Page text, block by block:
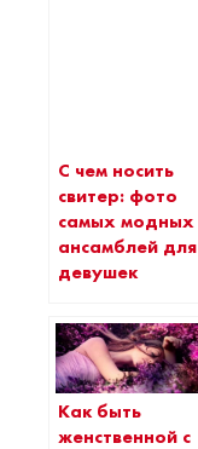
С чем носить
свитер: фото
самых модных
ансамблей для
девушек
Как быть
женственной с